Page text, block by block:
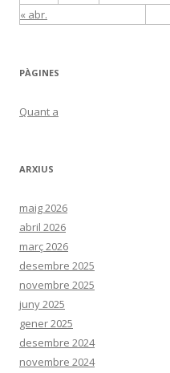
« abr.
PÀGINES
Quant a
ARXIUS
maig 2026
abril 2026
març 2026
desembre 2025
novembre 2025
juny 2025
gener 2025
desembre 2024
novembre 2024